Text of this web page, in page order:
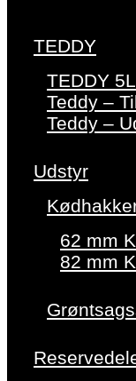
TEDDY
TEDDY
Teddy –
Teddy –
Udstyr
62 mm
82 mm